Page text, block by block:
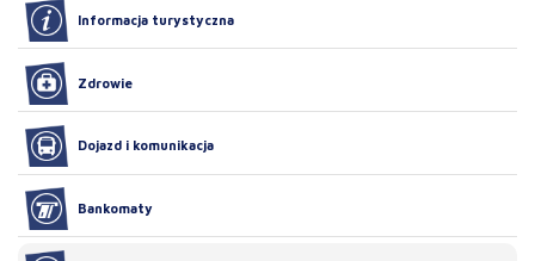
Informacja turystyczna
Zdrowie
Dojazd i komunikacja
Bankomaty